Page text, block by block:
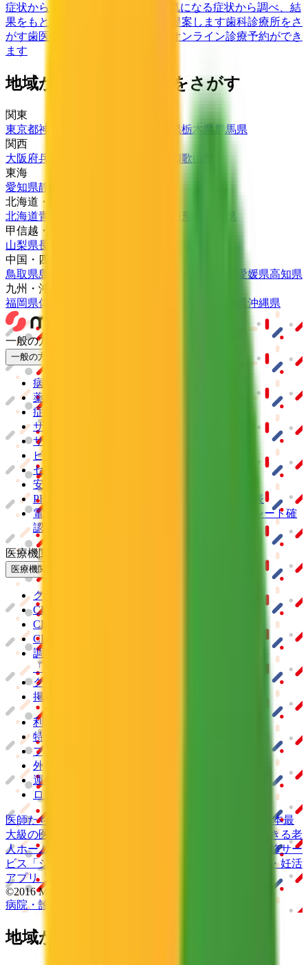
症状からさがす (症状チェッカー)
気になる症状から調べ、結
果をもとに適切な病院・診療所を提案します歯科診療所をさ
がす歯医者さんの対面診療予約・オンライン診療予約ができ
ます
地域から病院・診療所をさがす
関東
東京都神奈川県 茨城県栃木県群馬県
関西
大阪府兵庫県
和歌山県
東海
愛知県静岡県
北海道・東北
北海道青森県 山形県
甲信越・北陸
山梨県長野県
中国・四国
鳥取県島根県 愛媛県高知県
九州・沖縄
福岡県佐賀県 鹿児島県沖縄県
一般の方
一般の方
病院・診療所をさがす
薬局をさがす
症状からさがす
サポート
サポート環境
ビデオ通話の事前テスト
セキュリティの取り組み
安心安全への取り組み
PHR指針に係るチェックシート確認結果の公表
電子版お薬手帳ガイドラインに係るチェックシート確
認結果の公表
医療機関の方
医療機関の方
クラウド診療
CLINICS予約
CLINICSオンライン診療
CLINICSカルテ
調剤薬局向け統合型クラウドソリューション
「MEDIXS」
クラウド歯科業務
掲載情報の修正・削除はこちら
利用規約
特定商取引法に基づく表記
プライバシーポリシー
外部送信ポリシー
運営会社
ロゴ利用ガイドライン
医師たちがつくる
日本最
大級の医療介護求人サイト 納得できる老
人ホーム紹介サービス
動画研修サー
ビス
「ジョブメドレー
生理予測・妊活
アプリ「Lalune(ラルーン)」
©2016 MEDLEY, INC.
病院・診療所
地域からさがす